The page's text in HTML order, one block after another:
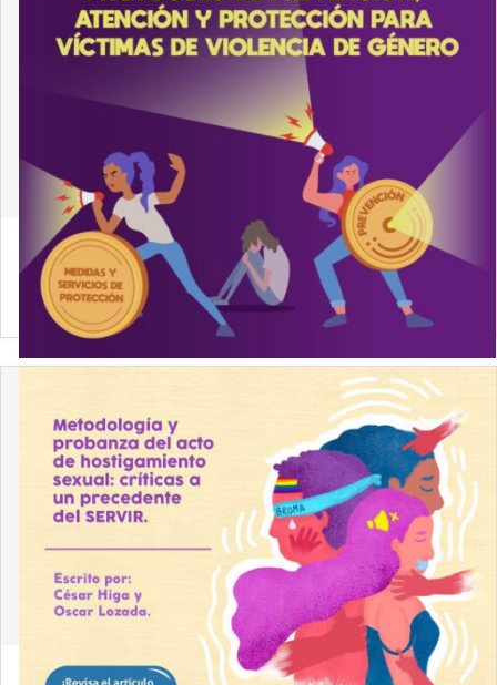
1 de marzo de 2021
Hacia una efectiva prevención, protección y
atención para víctimas de violencia de género
16 de febrero de 2021